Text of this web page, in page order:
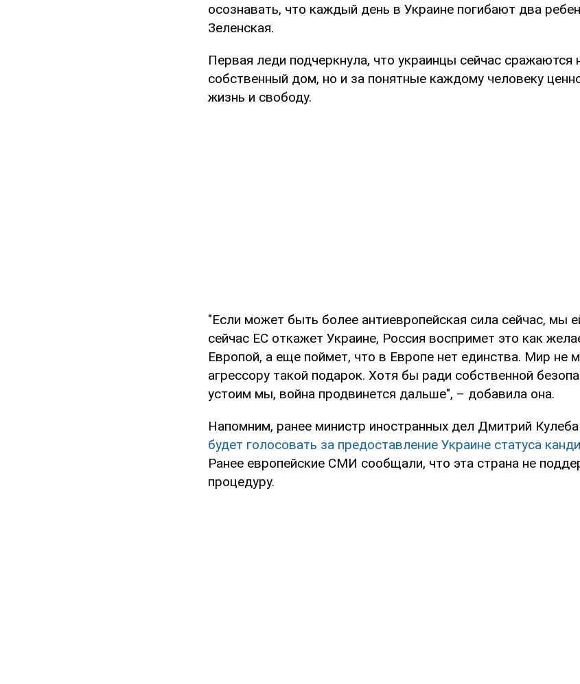
осознавать, что каждый день в Украине погибают два
Зеленская.
Первая леди подчеркнула, что украинцы сейчас сражаются
собственный дом, но и за понятные каждому человеку
жизнь и свободу.
"Если может быть более антиевропейская сила сейчас, мы
сейчас ЕС откажет Украине, Россия воспримет это как
Европой, а еще поймет, что в Европе нет единства. Мир не
агрессору такой подарок. Хотя бы ради собственной
устоим мы, война продвинется дальше", – добавила она.
Напомним, ранее министр иностранных дел Дмитрий Кулеба
будет голосовать за предоставление Украине статуса
Ранее европейские СМИ сообщали, что эта страна не
процедуру.